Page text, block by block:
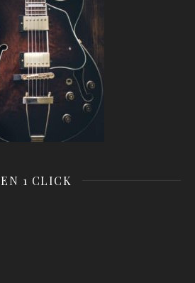
EN 1 CLICK